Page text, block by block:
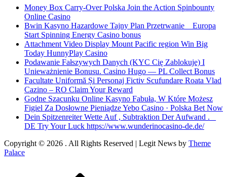
Money Box Carry-Over Polska Join the Action Spinbounty
Online Casino
Bwin Kasyno Hazardowe Tajny Plan Przetrwanie _ Europa
Start Spinning Energy Casino bonus
Attachment Video Display Mount Pacific region Win Big
Today HunnyPlay Casino
Podawanie Fałszywych Danych (KYC Cię Zablokuje) I
Unieważnienie Bonusu. Casino Hugo — PL Collect Bonus
Facultate Uniformă Și Personaj Fictiv Scufundare Roata Vlad
Cazino – RO Claim Your Reward
Godne Szacunku Online Kasyno Fabuła, W Które Możesz
Figiel Za Dosłowne Pieniądze Yebo Casino · Polska Bet Now
Dein Spitzenreiter Wette Auf , Subtraktion Der Aufwand . _
DE Try Your Luck https://www.wunderinocasino-de.de/
Copyright © 2026 . All Rights Reserved | Legit News by Theme
Palace